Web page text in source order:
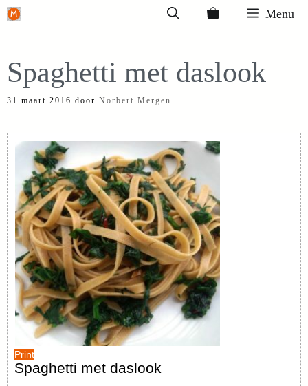
Ga
inhoud
Menu
Spaghetti met daslook
31 maart 2016 door Norbert Mergen
Print
Spaghetti met daslook